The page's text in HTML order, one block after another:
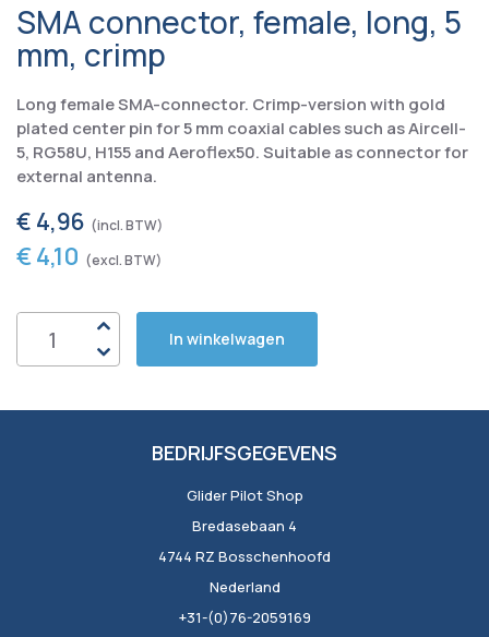
SMA connector, female, long, 5
mm, crimp
Long female SMA-connector. Crimp-version with gold
plated center pin for 5 mm coaxial cables such as Aircell-
5, RG58U, H155 and Aeroflex50. Suitable as connector for
external antenna.
€ 4,96
€ 4,10
In winkelwagen
BEDRIJFSGEGEVENS
Glider Pilot Shop
Bredasebaan 4
4744 RZ Bosschenhoofd
Nederland
+31-(0)76-2059169